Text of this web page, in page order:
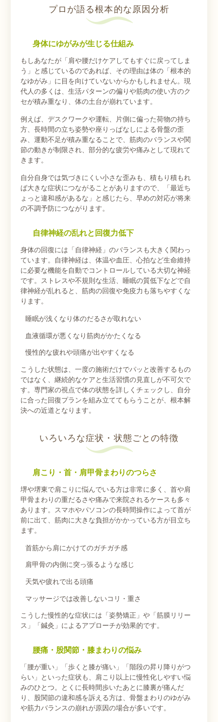
プロが語る根本的な原因分析
身体にゆがみが生じる仕組み
もしあなたが「肩や腰だけケアしてもすぐに戻ってしま
う」と感じているのであれば、その理由は体の「根本的
なゆがみ」に目を向けていないからかもしれません。現
代人の多くは、生活パターンの偏りや筋肉の使い方のク
セが積み重なり、体の土台が崩れています。
例えば、デスクワークや運転、片側に偏った荷物の持ち
方、長時間の立ち姿勢や座りっぱなしによる骨盤の歪
み、運動不足が積み重なることで、筋肉のバランスや関
節の動きが制限され、部分的な疲労や痛みとして現れて
きます。
自分自身では気づきにくい小さな歪みも、積もり積もれ
ば大きな症状につながることがありますので、「最近ち
ょっと違和感があるな」と感じたら、早めの対応が将来
の不調予防につながります。
自律神経の乱れと回復力低下
身体の回復には「自律神経」のバランスも大きく関わっ
ています。自律神経は、体温や血圧、心拍など生命維持
に必要な機能を自動でコントロールしている大切な神経
です。ストレスや不規則な生活、睡眠の質低下などで自
律神経が乱れると、筋肉の回復や免疫力も落ちやすくな
ります。
睡眠が浅くなり体のだるさが取れない
血液循環が悪くなり筋肉がかたくなる
慢性的な疲れや頭痛が出やすくなる
こうした状態は、一度の施術だけでパッと改善するもの
ではなく、継続的なケアと生活習慣の見直しが不可欠で
す。専門家の視点で体の状態を詳しくチェックし、自分
に合った回復プランを組み立ててもらうことが、根本解
決への近道となります。
いろいろな症状・状態ごとの特徴
肩こり・首・肩甲骨まわりのつらさ
堺や堺東で肩こりに悩んでいる方は非常に多く、首や肩
甲骨まわりの重だるさや痛みで来院されるケースも多々
あります。スマホやパソコンの長時間操作によって首が
前に出て、筋肉に大きな負担がかかっている方が目立ち
ます。
首筋から肩にかけてのガチガチ感
肩甲骨の内側に突っ張るような感じ
天気や疲れで出る頭痛
マッサージでは改善しないコリ・重さ
こうした慢性的な症状には「姿勢矯正」や「筋膜リリー
ス」「鍼灸」によるアプローチが効果的です。
腰痛・股関節・膝まわりの悩み
「腰が重い」「歩くと膝が痛い」「階段の昇り降りがつ
らい」といった症状も、肩こり以上に慢性化しやすい悩
みのひとつ。とくに長時間歩いたあとに膝裏が痛んだ
り、股関節の違和感を訴える方は、骨盤まわりのゆがみ
や筋力バランスの崩れが原因の場合が多いです。